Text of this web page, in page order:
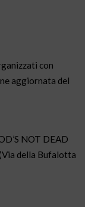
con
aggiornata del
NOT DEAD
della Bufalotta